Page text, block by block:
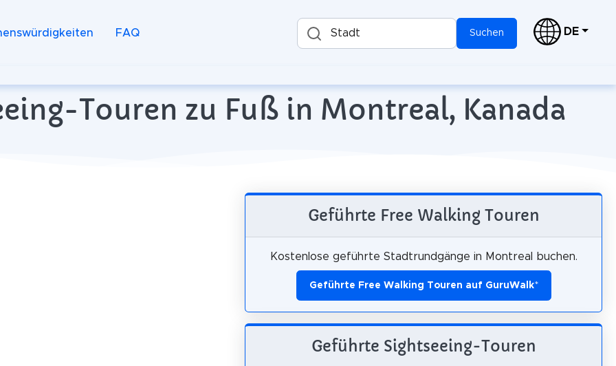
FAQ Stadt Suchen DE
Touren zu Fuß in Montreal, Kanada
Geführte Free Walking Touren
Kostenlose geführte Stadtrundgänge in Montreal buchen.
Geführte Free Walking Touren auf GuruWalk*
Geführte Sightseeing-Touren